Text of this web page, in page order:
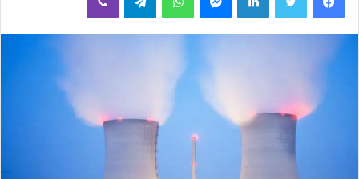
ل
ب
ا
إ